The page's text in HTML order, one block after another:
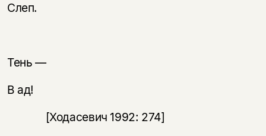
Слеп.
Тень —
В ад!
[Ходасевич 1992: 274]